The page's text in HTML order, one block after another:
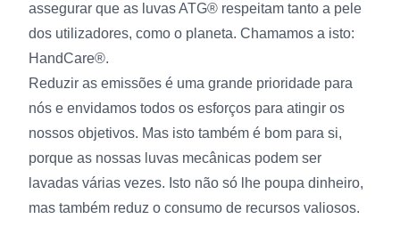
assegurar que as luvas ATG® respeitam tanto a pele
dos utilizadores, como o planeta. Chamamos a isto:
HandCare®.
Reduzir as emissões é uma grande prioridade para
nós e envidamos todos os esforços para atingir os
nossos objetivos. Mas isto também é bom para si,
porque as nossas luvas mecânicas podem ser
lavadas várias vezes. Isto não só lhe poupa dinheiro,
mas também reduz o consumo de recursos valiosos.